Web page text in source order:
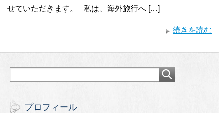
せていただきます。 私は、海外旅行へ […]
続きを読む
プロフィール